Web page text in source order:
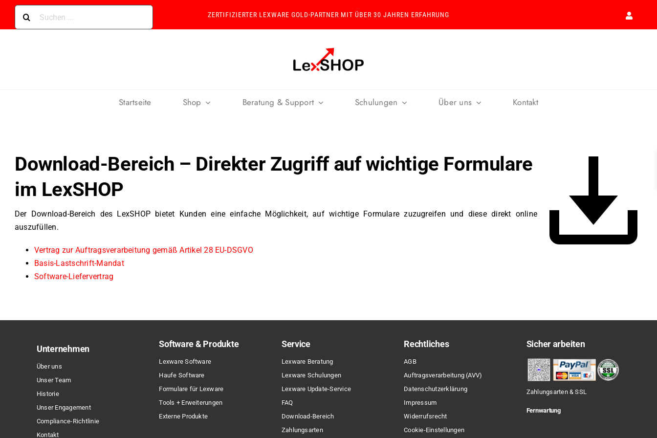
Skip
content
nach:
ZERTIFIZIERTER LEXWARE GOLD-PARTNER MIT ÜBER 30 JAHREN ERFAHRUNG
Startseite Shop Beratung & Support Schulungen Über uns Kontakt
Download-Bereich – Direkter Zugriff auf wichtige Formulare
im LexSHOP
Der Download-Bereich des LexSHOP bietet Kunden eine einfache Möglichkeit, auf wichtige Formulare zuzugreifen und diese direkt online
auszufüllen.
Vertrag zur Auftragsverarbeitung gemäß Artikel 28 EU-DSGVO
Basis-Lastschrift-Mandat
Software-Liefervertrag
Unternehmen
Über uns
Unser Team
Historie
Unser Engagement
Compliance-Richtlinie
Kontakt
Software & Produkte
Lexware Software
Haufe Software
Formulare für Lexware
Tools + Erweiterungen
Externe Produkte
Service
Lexware Beratung
Lexware Schulungen
Lexware Update-Service
FAQ
Download-Bereich
Zahlungsarten
Rechtliches
AGB
Auftragsverarbeitung (AVV)
Datenschutzerklärung
Impressum
Widerrufsrecht
Cookie-Einstellungen
Sicher arbeiten
Zahlungsarten & SSL
Fernwartung